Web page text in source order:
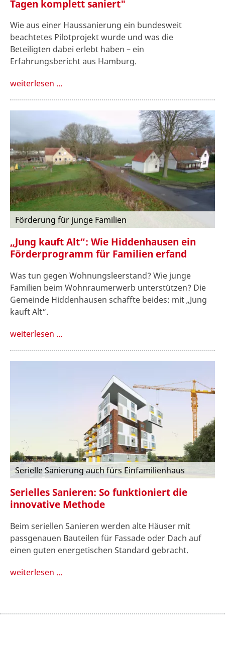
Tagen komplett saniert"
Wie aus einer Haussanierung ein bundesweit
beachtetes Pilotprojekt wurde und was die
Beteiligten dabei erlebt haben – ein
Erfahrungsbericht aus Hamburg.
weiterlesen ...
Förderung für junge Familien
„Jung kauft Alt“: Wie Hiddenhausen ein
Förderprogramm für Familien erfand
Was tun gegen Wohnungsleerstand? Wie junge
Familien beim Wohnraumerwerb unterstützen? Die
Gemeinde Hiddenhausen schaffte beides: mit „Jung
kauft Alt“.
weiterlesen ...
Serielle Sanierung auch fürs Einfamilienhaus
Serielles Sanieren: So funktioniert die
innovative Methode
Beim seriellen Sanieren werden alte Häuser mit
passgenauen Bauteilen für Fassade oder Dach auf
einen guten energetischen Standard gebracht.
weiterlesen ...